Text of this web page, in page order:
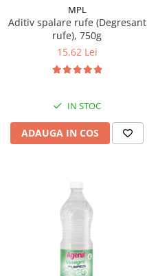
MPL
Aditiv spalare rufe (Degresant
rufe), 750g
15,62 Lei
IN STOC
ADAUGA IN COS